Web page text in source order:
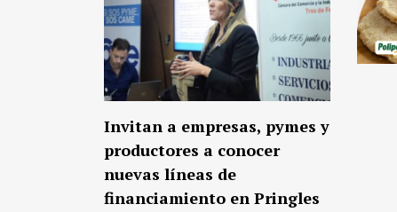
Invitan a empresas, pymes y
productores a conocer
nuevas líneas de
financiamiento en Pringles